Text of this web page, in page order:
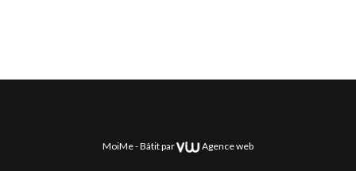
MoiMe -Bâtit par Agence web